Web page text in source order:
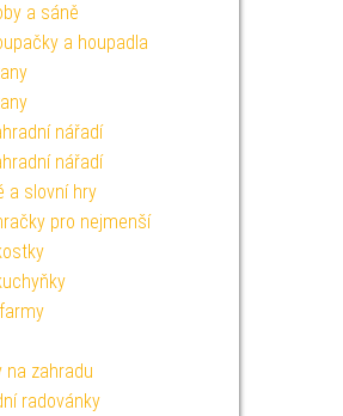
a sáně
a houpadla
nářadí
nářadí
a slovní hry
pro nejmenší
na zahradu
radovánky